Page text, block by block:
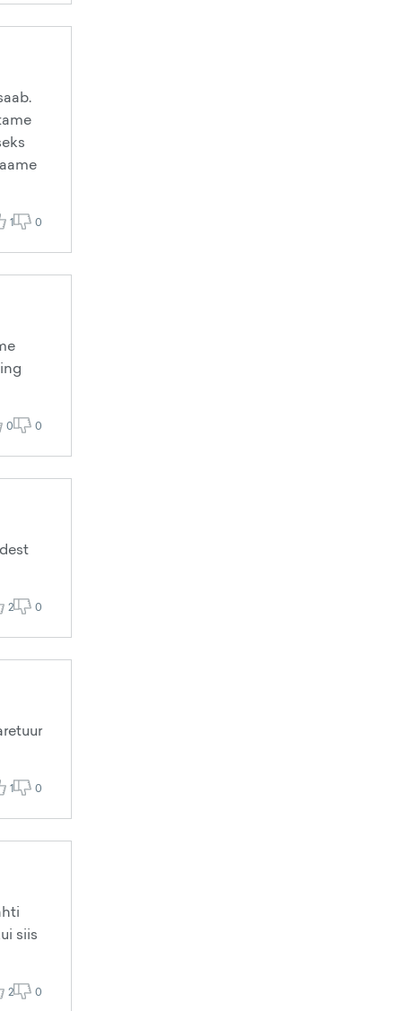
1 0
0 0
2 0
1 0
siis
2 0